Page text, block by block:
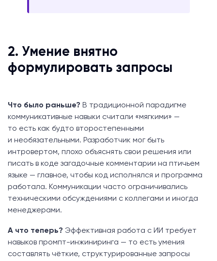
2. Умение внятно
формулировать запросы
Что было раньше? В традиционной парадигме
коммуникативные навыки считали «мягкими» —
то есть как будто второстепенными
и необязательными. Разработчик мог быть
интровертом, плохо объяснять свои решения или
писать в коде загадочные комментарии на птичьем
языке — главное, чтобы код исполнялся и программа
работала. Коммуникации часто ограничивались
техническими обсуждениями с коллегами и иногда
менеджерами.
А что теперь? Эффективная работа с ИИ требует
навыков промпт-инжиниринга — то есть умения
составлять чёткие, структурированные запросы